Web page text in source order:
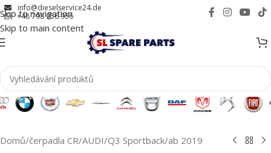
Skip to navigation
Skip to main content
info@dieselservice24.de
+48 798 956 956
Domů/čerpadla CR/AUDI/Q3 Sportback/ab 2019